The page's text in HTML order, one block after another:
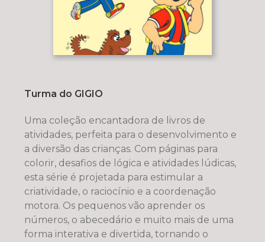
Turma do GIGIO
Uma coleção encantadora de livros de
atividades, perfeita para o desenvolvimento e
a diversão das crianças. Com páginas para
colorir, desafios de lógica e atividades lúdicas,
esta série é projetada para estimular a
criatividade, o raciocínio e a coordenação
motora. Os pequenos vão aprender os
números, o abecedário e muito mais de uma
forma interativa e divertida, tornando o